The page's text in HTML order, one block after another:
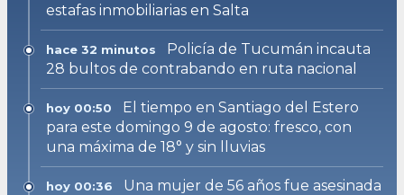
estafas inmobiliarias en Salta
hace 32 minutos
Policía de Tucumán incauta
28 bultos de contrabando en ruta nacional
hoy 00:50
El tiempo en Santiago del Estero
para este domingo 9 de agosto: fresco, con
una máxima de 18° y sin lluvias
hoy 00:36
Una mujer de 56 años fue asesinada